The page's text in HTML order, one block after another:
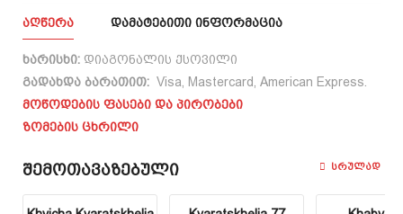
ᲐᲦᲬᲔᲠᲐ ᲓᲐᲛᲐᲢᲔᲑᲘᲗᲘ ᲘᲜᲤᲝᲠᲛᲐᲪᲘᲐ
ხარისხი: დიაგონალის ქსოვილი
გადახდა ბარათით: Visa, Mastercard, American Express.
მოწოდების ფასები და პირობები
ზომების ცხრილი
Შემოთავაზებული Სრულად